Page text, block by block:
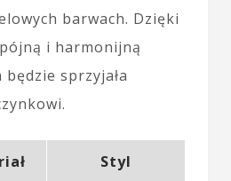
barwach. Dzięki
i harmonijną
sprzyjała
Styl